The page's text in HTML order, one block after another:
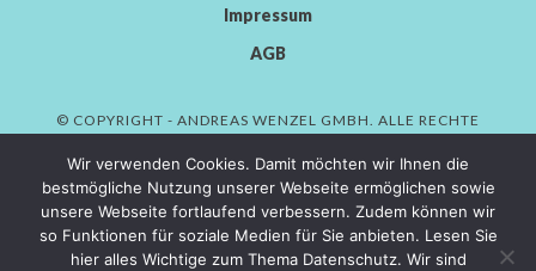
Impressum
AGB
© COPYRIGHT - ANDREAS WENZEL GMBH. ALLE RECHTE
VORBEHALTEN.
AWENDOR GMBH
Wir verwenden Cookies. Damit möchten wir Ihnen die
bestmögliche Nutzung unserer Webseite ermöglichen sowie
unsere Webseite fortlaufend verbessern. Zudem können wir
so Funktionen für soziale Medien für Sie anbieten. Lesen Sie
hier alles Wichtige zum Thema Datenschutz. Wir sind